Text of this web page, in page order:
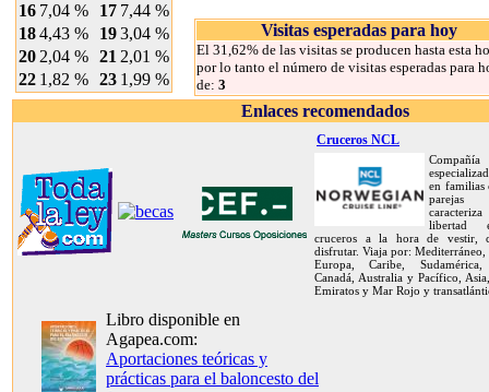
16 7,04 % 17 7,44 %
184,43 % 193,04 %
20 2,04 % 21 2,01 %
22 1,82 % 23 1,99 %
Visitas esperadas para hoy
El 31,62% de las visitas se producen hasta esta
por lo tanto el número de visitas esperadas para
de: 3
Enlaces recomendados
Cruceros NCL
Compañía
en familias
libertad
cruceros a la hora de vestir,
disfrutar. Viaja por: Mediterráneo,
Europa, Caribe, Sudamérica,
Canadá, Australia y Pacífico,
Emiratos y Mar Rojo y
Libro disponible en
Agapea.com:
Aportaciones teóricas y
prácticas para el baloncesto del